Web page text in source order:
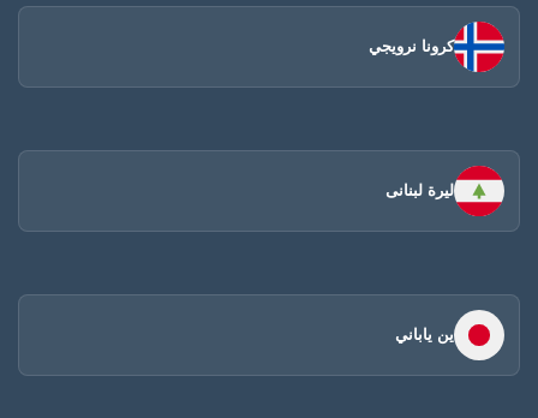
كرونا نرويجي
ليرة لبنانى
ين ياباني